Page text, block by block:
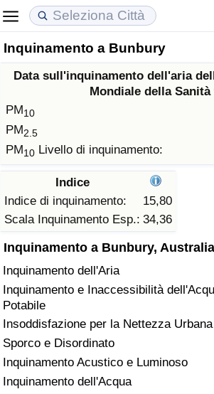
Inquinamento a Bunbury
Data sull'inquinamento dell'aria
Mondiale della Sanità
PM10
PM2.5
PM10 Livello di inquinamento:
Indice
Indice di inquinamento:
15,80
Scala Inquinamento Esp.: 34,36
Inquinamento a Bunbury, Australia
Inquinamento dell'Aria
Inquinamento e Inaccessibilità
Potabile
Insoddisfazione per la Nettezza Urbana
Sporco e Disordinato
Inquinamento Acustico e Luminoso
Inquinamento dell'Acqua
Costo della vita
Indice Del Costo Della Vita (corrente)
Indice Del Costo Della Vita
ad Aqaba
Prezzi degli immobili
Indice del Prezzo delle Case
Indice del Prezzo delle Case
Qualità della Vita
Indice della Qualità della Vita
Indice della Qualità della Vita
Criminalità
Indice del Tasso di Criminalità
Indice della Criminalità
Indice di criminalità per paese
Assistenza Sanitaria
Indice dell’Assistenza Sanitaria